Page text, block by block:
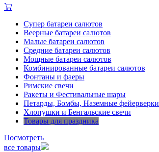
Супер батареи салютов
Веерные батареи салютов
Малые батареи салютов
Средние батареи салютов
Мощные батареи салютов
Комбинированные батареи салютов
Фонтаны и фаеры
Римские свечи
Ракеты и Фестивальные шары
Петарды, Бомбы, Наземные фейерверки
Хлопушки и Бенгальские свечи
Товары для праздника
Посмотреть
все товары